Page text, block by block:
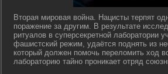
Вторая мировая война. Нацисты терпят
поражение за другим. В результате
ритуалов в суперсекретной лаборатории
фашистский режим, удаётся поднять из
который должен помочь переломить ход
лабораторию тайно проникает отряд